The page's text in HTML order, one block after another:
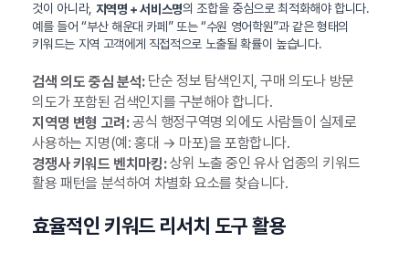
것이 아니라, 지역명 + 서비스명의 조합을 중심으로 최적화해야 합니다.
예를 들어 “부산 해운대 카페” 또는 “수원 영어학원”과 같은 형태의
키워드는 지역 고객에게 직접적으로 노출될 확률이 높습니다.
검색 의도 중심 분석:단순 정보 탐색인지, 구매 의도나 방문
의도가 포함된 검색인지를 구분해야 합니다.
지역명 변형 고려:공식 행정구역명 외에도 사람들이 실제로
사용하는 지명(예: 홍대 → 마포)을 포함합니다.
경쟁사 키워드 벤치마킹:상위 노출 중인 유사 업종의 키워드
활용 패턴을 분석하여 차별화 요소를 찾습니다.
효율적인 키워드 리서치 도구 활용